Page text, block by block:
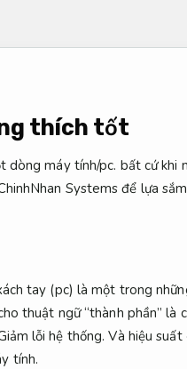
thích tốt
máy tính/pc. bất cứ khi
Systems để lựa
tay (pc) là một trong
thuật ngữ “thành phần” là
lỗi hệ thống. Và hiệu
tính.